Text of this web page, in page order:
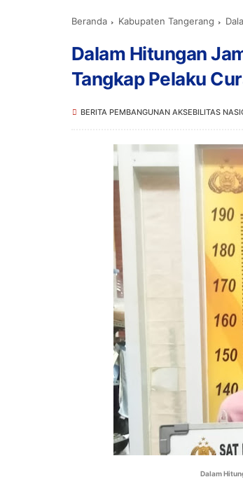
Beranda Kabupaten Tangerang
Dalam Hitungan
Tangkap Pelaku
BERITA PEMBANGUNAN AKSEBILITAS
Dalam